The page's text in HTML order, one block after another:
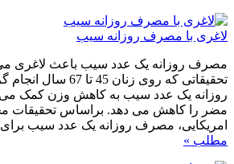
لاغری با مصرف روزانه سیب
مصرف روزانه یک عدد سیب باعث لاغری
تحقیقاتی که روی زنان
روزانه یک عدد سیب به کاهش وزن کمک می
مضر را کاهش می دهد. براساس تحقیقات
امریکایی، مصرف روزانه یک عدد سیب
مطلب »